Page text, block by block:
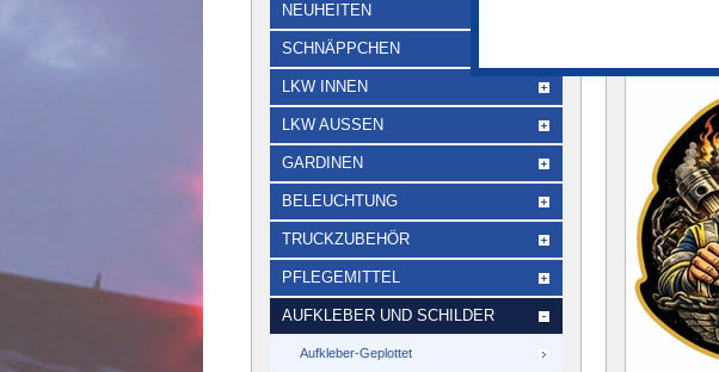
NEUHEITEN
SCHNÄPPCHEN
LKW INNEN
LKW AUSSEN
GARDINEN
BELEUCHTUNG
TRUCKZUBEHÖR
PFLEGEMITTEL
AUFKLEBER UND SCHILDER
Aufkleber-Geplottet